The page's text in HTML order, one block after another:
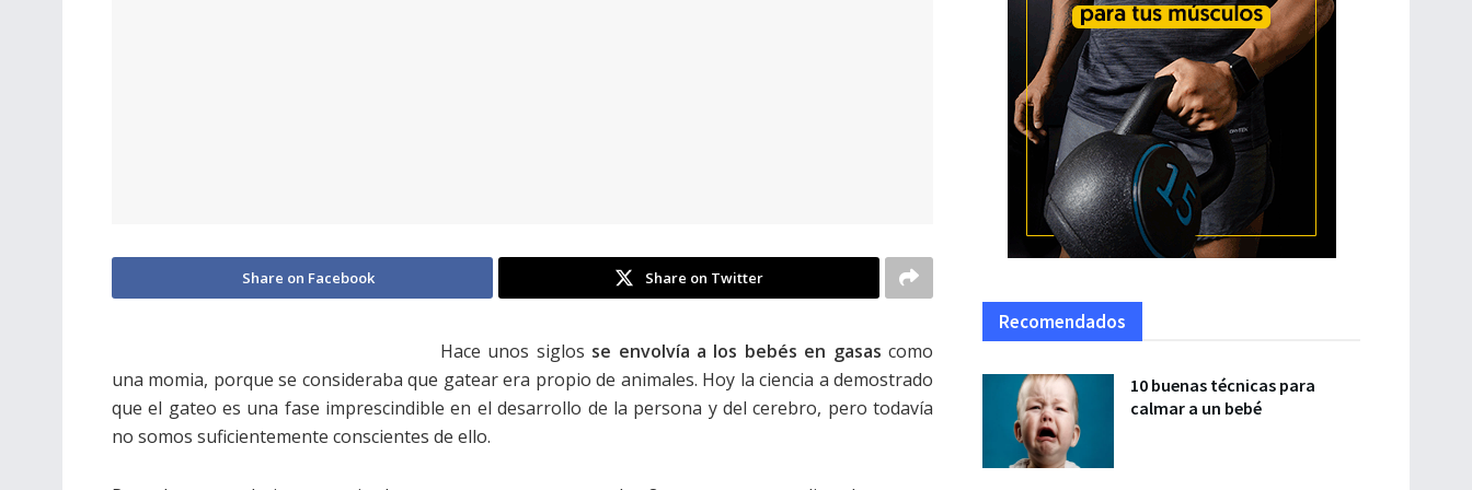
Share on Facebook Share on Twitter
Hace unos siglos se envolvía a los bebés en gasas como
una momia, porque se consideraba que gatear era propio de animales. Hoy la ciencia a demostrado
que el gateo es una fase imprescindible en el desarrollo de la persona y del cerebro, pero todavía
no somos suficientemente conscientes de ello.
Recomendados
10 buenas técnicas para
calmar a un bebé